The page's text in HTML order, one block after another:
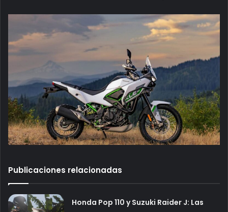
Publicaciones relacionadas
Honda Pop 110 y Suzuki Raider J: Las